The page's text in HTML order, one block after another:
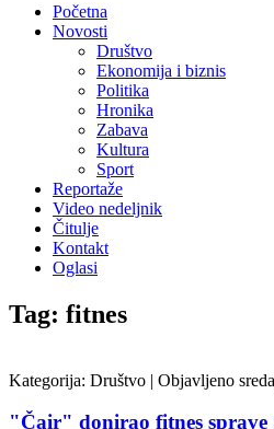
Početna
Novosti
Društvo
Ekonomija i biznis
Politika
Hronika
Zabava
Kultura
Sport
Reportaže
Video nedeljnik
Čitulje
Kontakt
Oglasi
Tag: fitnes
Kategorija: Društvo | Objavljeno
"Čair" donirao fitnes sprave